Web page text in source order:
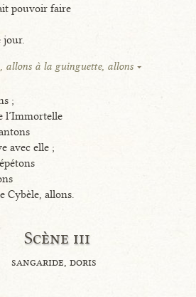
pouvoir faire
jour.
allons à la guinguette, allons
;
l’Immortelle
avec elle ;
Cybèle, allons.
Scène iii
sangaride, doris